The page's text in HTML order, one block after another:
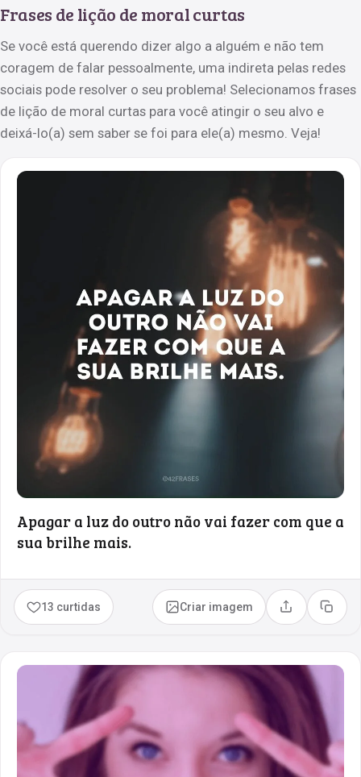
Frases de lição de moral curtas
Se você está querendo dizer algo a alguém e não tem
coragem de falar pessoalmente, uma indireta pelas redes
sociais pode resolver o seu problema! Selecionamos frases
de lição de moral curtas para você atingir o seu alvo e
deixá-lo(a) sem saber se foi para ele(a) mesmo. Veja!
Apagar a luz do outro não vai fazer com que a
sua brilhe mais.
13 curtidas Criar imagem Compartilhar
Copiar